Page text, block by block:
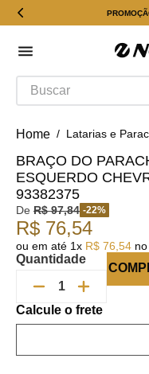
Buscar
Latarias e
BRAÇO DO
ESQUERDO
93382375
De R$ 97,84 -22%
R$ 76,54
ou em até 1x R$ 76 54
Quantidade